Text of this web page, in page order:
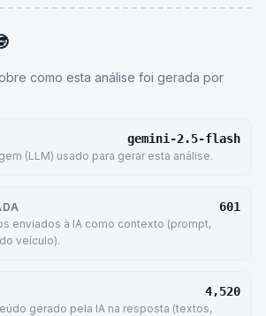
como esta análise foi gerada por
gemini-2.5-flash
(LLM) usado para gerar esta análise.
601
enviados à IA como contexto (prompt,
veículo).
4,520
gerado pela IA na resposta (textos,